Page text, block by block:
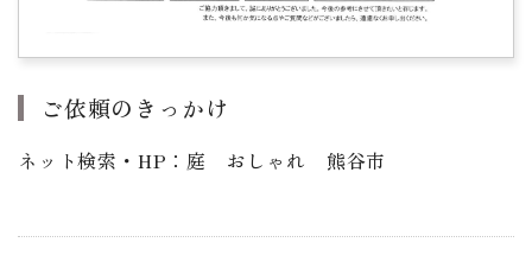
ご依頼のきっかけ
ネット検索・HP：庭 おしゃれ 熊谷市